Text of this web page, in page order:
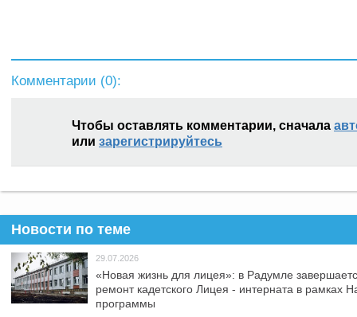
Комментарии (0):
Чтобы оставлять комментарии, сначала
или зарегистрируйтесь
Новости по теме
29.07.2026
«Новая жизнь для лицея»: в Радумле
ремонт кадетского Лицея - интерната в рамках
программы